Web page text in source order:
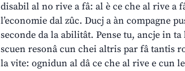
disabil al no rive a fâ: al è ce che al rive a
l’economie dal zûc. Ducj a àn compagne
seconde da la abilitât. Pense tu, ancje in
scuen resonâ cun chei altris par fâ tantis
la vite: ognidun al dâ ce che al rive e cun